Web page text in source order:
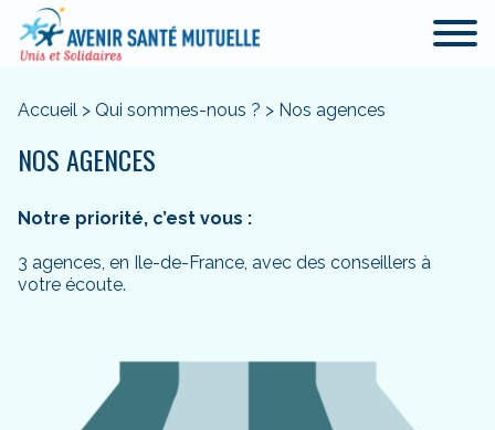
Accueil > Qui sommes-nous ? > Nos agences
NOS AGENCES
Notre priorité, c’est vous :
3 agences, en Ile-de-France, avec des conseillers à
votre écoute.